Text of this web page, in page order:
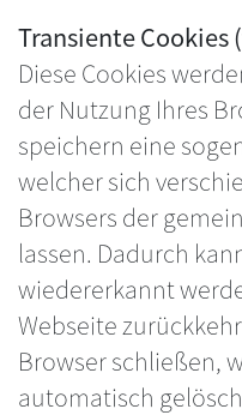
Transiente Cookies
Diese Cookies
der Nutzung Ihres
speichern eine
welcher sich
Browsers der
lassen. Dadurch
wiedererkannt
Webseite
Browser schließen,
automatisch